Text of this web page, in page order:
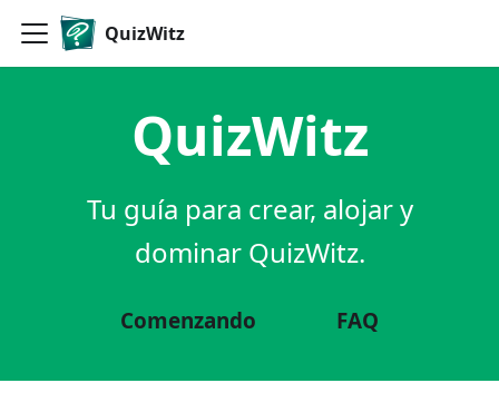
QuizWitz
QuizWitz
Tu guía para crear, alojar y
dominar QuizWitz.
Comenzando FAQ